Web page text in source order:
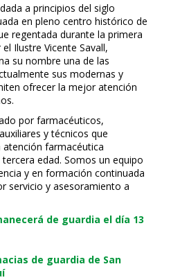
a principios del siglo
en pleno centro histórico de
regentada durante la primera
Ilustre Vicente Savall,
su nombre una de las
sus modernas y
ofrecer la mejor atención
por farmacéuticos,
y técnicos que
atención farmacéutica
edad. Somos un equipo
y en formación continuada
servicio y asesoramiento a
de guardia el día 13
de guardia de San